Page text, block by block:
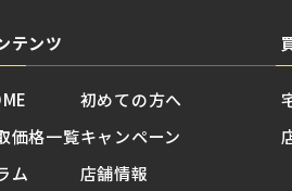
テンツ
価格一覧
ム
初めての方へ
キャンペーン
店舗情報